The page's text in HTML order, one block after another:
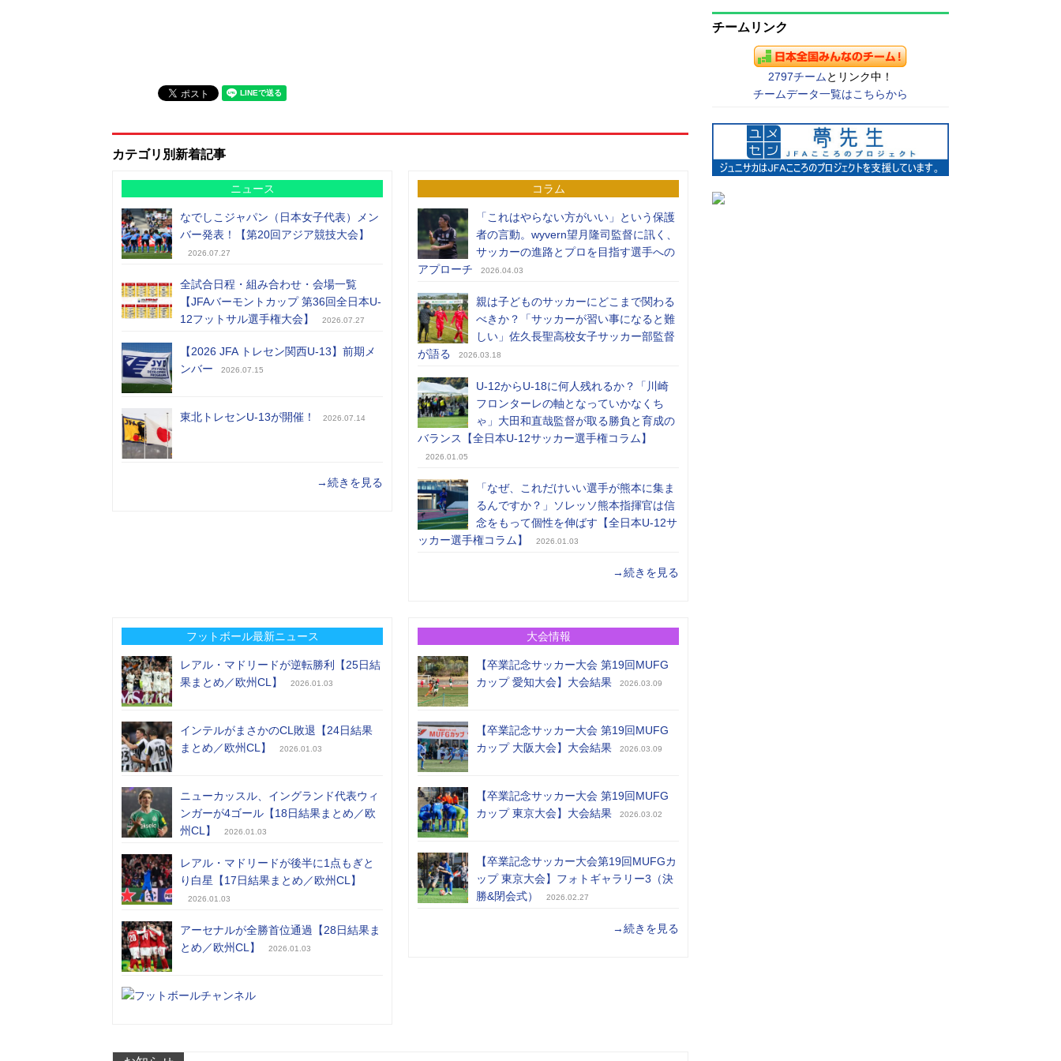
カテゴリ別新着記事
ニュース
なでしこジャパン（日本女子代表）メン
バー発表！【第20回アジア競技大会】
2026.07.27
全試合日程・組み合わせ・会場一覧
【JFAバーモントカップ 第36回全日本U-
12フットサル選手権大会】
2026.07.27
【2026 JFA トレセン関西U-13】前期メ
ンバー
2026.07.15
東北トレセンU-13が開催！ 2026.07.14
→続きを見る
コラム
「これはやらない方がいい」という保護
者の言動。wyvern望月隆司監督に訊く、
サッカーの進路とプロを目指す選手への
アプローチ
2026.04.03
親は子どものサッカーにどこまで関わる
べきか？「サッカーが習い事になると難
しい」佐久長聖高校女子サッカー部監督
が語る
2026.03.18
U-12からU-18に何人残れるか？「川崎
フロンターレの軸となっていかなくち
ゃ」大田和直哉監督が取る勝負と育成の
バランス【全日本U-12サッカー選手権コラム】
2026.01.05
「なぜ、これだけいい選手が熊本に集ま
るんですか？」ソレッソ熊本指揮官は信
念をもって個性を伸ばす【全日本U-12サ
ッカー選手権コラム】
2026.01.03
→続きを見る
フットボール最新ニュース
レアル・マドリードが逆転勝利【25日結
果まとめ／欧州CL】
2026.01.03
インテルがまさかのCL敗退【24日結果
まとめ／欧州CL】
2026.01.03
ニューカッスル、イングランド代表ウィ
ンガーが4ゴール【18日結果まとめ／欧
州CL】
2026.01.03
レアル・マドリードが後半に1点もぎと
り白星【17日結果まとめ／欧州CL】
2026.01.03
アーセナルが全勝首位通過【28日結果ま
とめ／欧州CL】
2026.01.03
大会情報
【卒業記念サッカー大会 第19回MUFG
カップ 愛知大会】大会結果
2026.03.09
【卒業記念サッカー大会 第19回MUFG
カップ 大阪大会】大会結果
2026.03.09
【卒業記念サッカー大会 第19回MUFG
カップ 東京大会】大会結果
2026.03.02
【卒業記念サッカー大会第19回MUFGカ
ップ 東京大会】フォトギャラリー3（決
勝&閉会式）
2026.02.27
→続きを見る
チームリンク
2797チーム とリンク中！
チームデータ一覧はこちらから